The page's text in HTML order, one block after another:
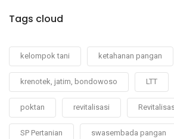
Tags cloud
kelompok tani ketahanan pangan
krenotek, jatim, bondowoso LTT
poktan revitalisasi
SP Pertanian swasembada pangan